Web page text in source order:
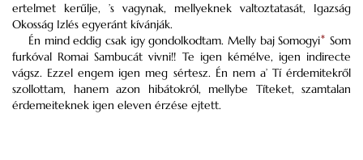
ertelmet kerűlje, ’s vagynak, mellyeknek valtoztatasát, Igazság
Okosság Izlés egyeránt kívánják.
Én mind eddig csak igy gondolkodtam. Melly baj Somogyi* Som
furkóval Romai Sambucát vivni!! Te igen kémélve, igen indirecte
vágsz. Ezzel engem igen meg sértesz. Én nem a’ Tí érdemitekről
szollottam, hanem azon hibátokról, mellybe Títeket, szamtalan
érdemeiteknek igen eleven érzése ejtett.